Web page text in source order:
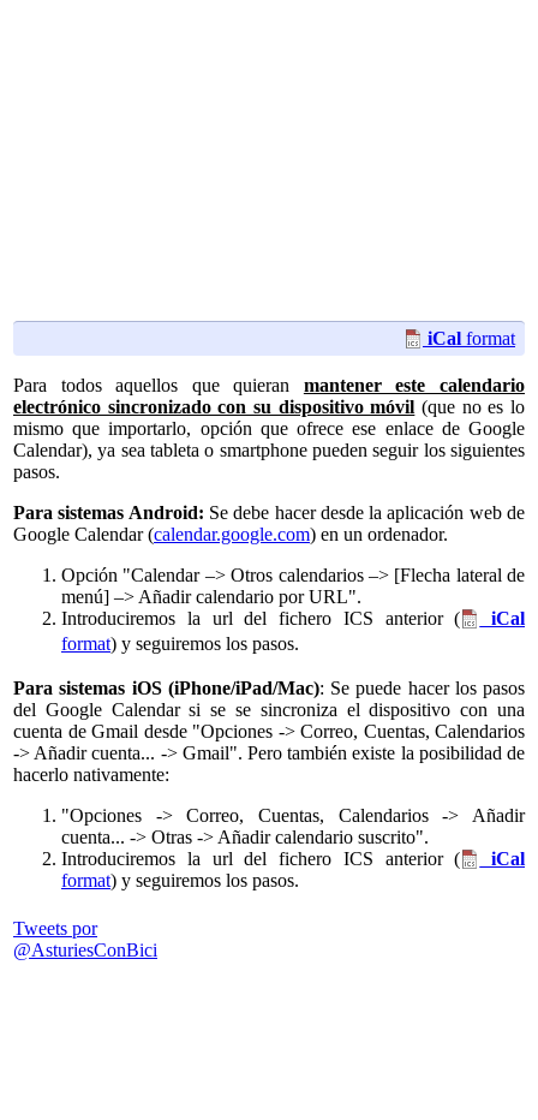
iCal format
Para todos aquellos que quieran mantener este calendario
electrónico sincronizado con su dispositivo móvil (que no es lo
mismo que importarlo, opción que ofrece ese enlace de Google
Calendar), ya sea tableta o smartphone pueden seguir los siguientes
pasos.
Para sistemas Android: Se debe hacer desde la aplicación web de
Google Calendar (calendar.google.com) en un ordenador.
Opción "Calendar –> Otros calendarios –> [Flecha lateral de
menú] –> Añadir calendario por URL".
Introduciremos la url del fichero ICS anterior (
iCal
format) y seguiremos los pasos.
Para sistemas iOS (iPhone/iPad/Mac): Se puede hacer los pasos
del Google Calendar si se se sincroniza el dispositivo con una
cuenta de Gmail desde "Opciones -> Correo, Cuentas, Calendarios
-> Añadir cuenta... -> Gmail". Pero también existe la posibilidad de
hacerlo nativamente:
"Opciones -> Correo, Cuentas, Calendarios -> Añadir
cuenta... -> Otras -> Añadir calendario suscrito".
Introduciremos la url del fichero ICS anterior (
iCal
format) y seguiremos los pasos.
Tweets por
@AsturiesConBici